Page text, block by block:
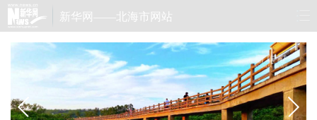
新华网——北海市网站
新华网广西